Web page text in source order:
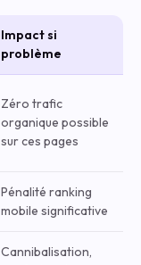
Impact si
problème
Zéro trafic
organique possible
sur ces pages
Pénalité ranking
mobile significative
Cannibalisation,